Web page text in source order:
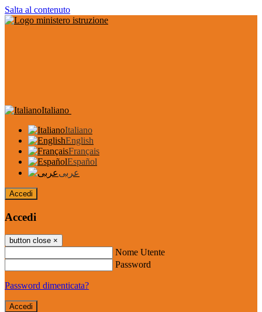
Salta al contenuto
Italiano
Italiano
English
Français
Español
عربى
Accedi
Accedi
button close ×
Nome Utente
Password
Password dimenticata?